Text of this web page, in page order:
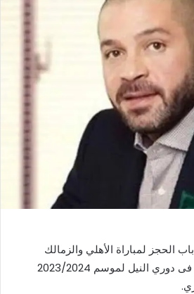
الحجز لمباراة الأهلي والزمالك
للاسبوع السابع والعشرين فى دوري النيل لموسم 2023/2024